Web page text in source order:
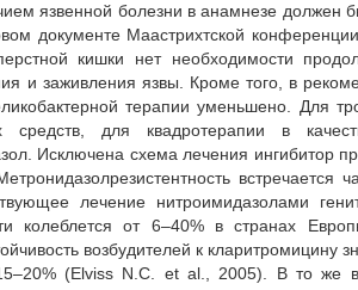
язвенной болезни в анамнезе должен
документе Маастрихтской
кишки нет необходимости
и заживления язвы. Кроме того, в
терапии уменьшено. Для
для квадротерапии в
Исключена схема лечения ингибитор
лечение нитроимидазолами
колеблется от 6–40% в странах
возбудителей к кларитромицину
(Elviss N.C. et al., 2005). В то же